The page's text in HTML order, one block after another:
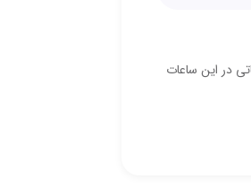
در این ساعات